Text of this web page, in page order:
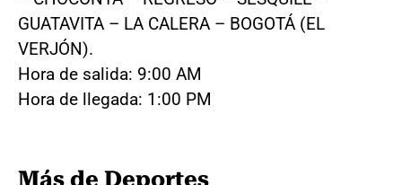
GUATAVITA – LA CALERA – BOGOTÁ (EL
VERJÓN).
Hora de salida: 9:00 AM
Hora de llegada: 1:00 PM
Más de Deportes